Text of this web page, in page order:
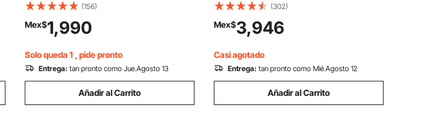
de plástico ABS 430x330x180 mm
pestillo de acero inoxidable
impermeable IP67 a prueba de polvo
para proyectos eléctricos
(156)
Mex$1,990
Solo queda 1 , pide pronto
Entrega: tan pronto como Jue.Agosto 13
Añadir al Carrito
5.8"x3.1"-6 Pack
(302)
Mex$3,946
Casi agotado
Entrega: tan pronto como Mié.Agosto 12
Añadir al Carrito